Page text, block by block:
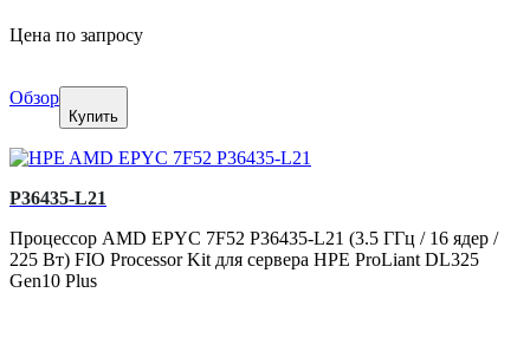
Цена по запросу
Обзор
Купить
P36435-L21
Процессор AMD EPYC 7F52 P36435-L21 (3.5 ГГц / 16 ядер /
225 Вт) FIO Processor Kit для сервера HPE ProLiant DL325
Gen10 Plus